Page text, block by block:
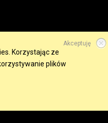
zastrzeżone.
Akceptuję
Korzystając ze
plików